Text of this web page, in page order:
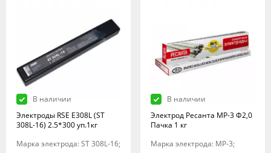
В наличии
Электроды RSE Е308L (ST
308L-16) 2.5*300 уп.1кг
Марка электрода: ST 308L-16;
В наличии
Электрод Ресанта МР-3 Ф2,0
Пачка 1 кг
Марка электрода: МР-3;